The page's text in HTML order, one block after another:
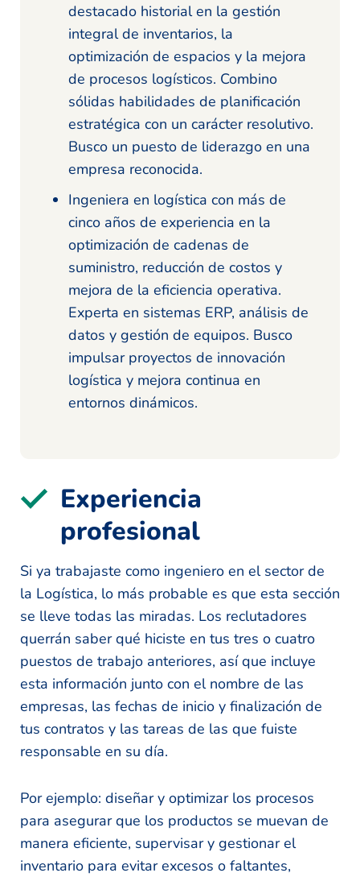
destacado historial en la gestión
integral de inventarios, la
optimización de espacios y la mejora
de procesos logísticos. Combino
sólidas habilidades de planificación
estratégica con un carácter resolutivo.
Busco un puesto de liderazgo en una
empresa reconocida.
Ingeniera en logística con más de
cinco años de experiencia en la
optimización de cadenas de
suministro, reducción de costos y
mejora de la eficiencia operativa.
Experta en sistemas ERP, análisis de
datos y gestión de equipos. Busco
impulsar proyectos de innovación
logística y mejora continua en
entornos dinámicos.
Experiencia
profesional
Si ya trabajaste como ingeniero en el sector de
la Logística, lo más probable es que esta sección
se lleve todas las miradas. Los reclutadores
querrán saber qué hiciste en tus tres o cuatro
puestos de trabajo anteriores, así que incluye
esta información junto con el nombre de las
empresas, las fechas de inicio y finalización de
tus contratos y las tareas de las que fuiste
responsable en su día.
Por ejemplo: diseñar y optimizar los procesos
para asegurar que los productos se muevan de
manera eficiente, supervisar y gestionar el
inventario para evitar excesos o faltantes,